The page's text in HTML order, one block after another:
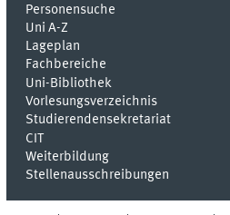
Personensuche
Uni A-Z
Lageplan
Fachbereiche
Uni-Bi­bli­o­thek
Vor­le­sungs­ver­zeich­nis
Stu­die­ren­den­se­kre­ta­ri­at
CIT
Weiterbildung
Stellenausschreibungen